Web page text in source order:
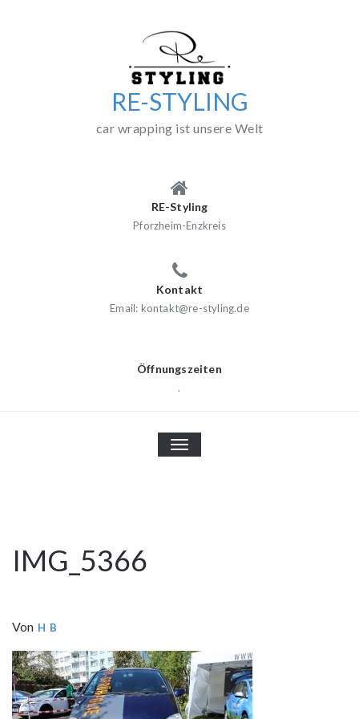
RE-STYLING
car wrapping ist unsere Welt
RE-Styling
Pforzheim-Enzkreis
Kontakt
Email: kontakt@re-styling.de
Öffnungszeiten
.
TOGGLE
NAVIGATION
IMG_5366
Von H B